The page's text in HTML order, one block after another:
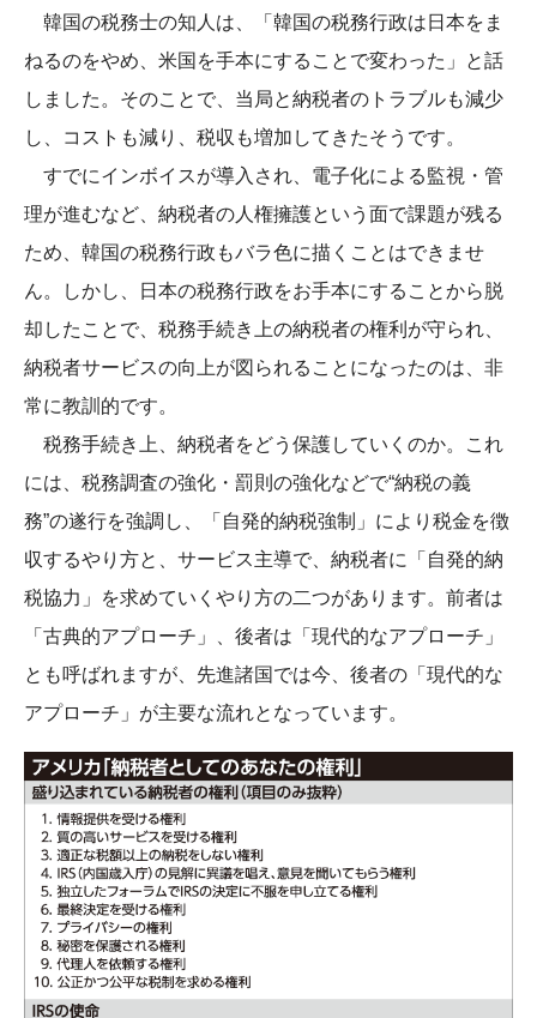
韓国の税務士の知人は、「韓国の税務行政は日本をま
ねるのをやめ、米国を手本にすることで変わった」と話
しました。そのことで、当局と納税者のトラブルも減少
し、コストも減り、税収も増加してきたそうです。
すでにインボイスが導入され、電子化による監視・管
理が進むなど、納税者の人権擁護という面で課題が残る
ため、韓国の税務行政もバラ色に描くことはできませ
ん。しかし、日本の税務行政をお手本にすることから脱
却したことで、税務手続き上の納税者の権利が守られ、
納税者サービスの向上が図られることになったのは、非
常に教訓的です。
税務手続き上、納税者をどう保護していくのか。これ
には、税務調査の強化・罰則の強化などで“納税の義
務”の遂行を強調し、「自発的納税強制」により税金を徴
収するやり方と、サービス主導で、納税者に「自発的納
税協力」を求めていくやり方の二つがあります。前者は
「古典的アプローチ」、後者は「現代的なアプローチ」
とも呼ばれますが、先進諸国では今、後者の「現代的な
アプローチ」が主要な流れとなっています。